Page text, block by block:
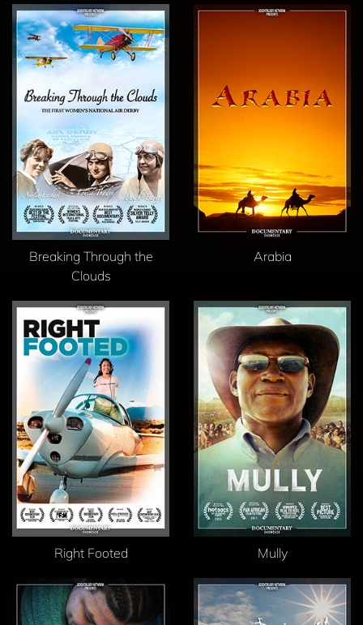
Breaking Through the
Clouds
Arabia
Right Footed Mully